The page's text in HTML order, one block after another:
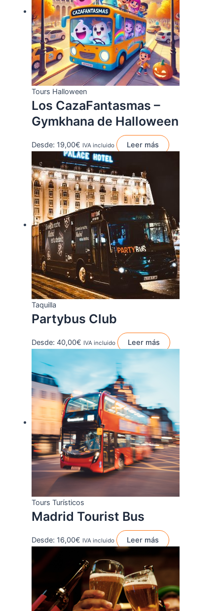
Tours Halloween
Los CazaFantasmas –
Gymkhana de Halloween
Desde: 19,00€ IVA incluido Leer más
Taquilla
Partybus Club
Desde: 40,00€ IVA incluido Leer más
Tours Turísticos
Madrid Tourist Bus
Desde: 16,00€ IVA incluido Leer más